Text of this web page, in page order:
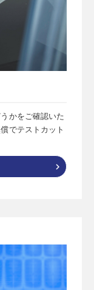
かをご確認いた
でテストカット